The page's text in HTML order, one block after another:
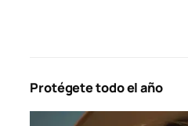
Protégete todo el año